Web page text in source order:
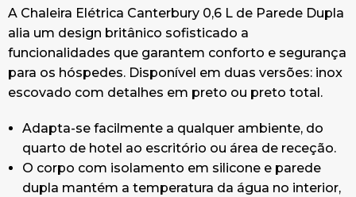
A Chaleira Elétrica Canterbury 0,6 L de Parede Dupla
alia um design britânico sofisticado a
funcionalidades que garantem conforto e segurança
para os hóspedes. Disponível em duas versões: inox
escovado com detalhes em preto ou preto total.
Adapta-se facilmente a qualquer ambiente, do
quarto de hotel ao escritório ou área de receção.
O corpo com isolamento em silicone e parede
dupla mantém a temperatura da água no interior,